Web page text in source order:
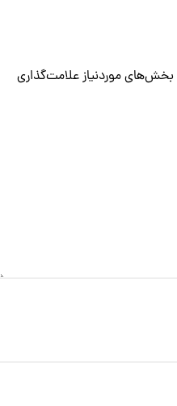
بخش‌های موردنیاز علامت‌گذاری